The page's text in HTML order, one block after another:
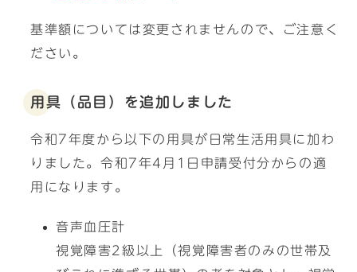
基準額については変更されませんので、ご注意く
ださい。
用具（品目）を追加しました
令和7年度から以下の用具が日常生活用具に加わ
りました。令和7年4月1日申請受付分からの適
用になります。
音声血圧計
視覚障害2級以上（視覚障害者のみの世帯及